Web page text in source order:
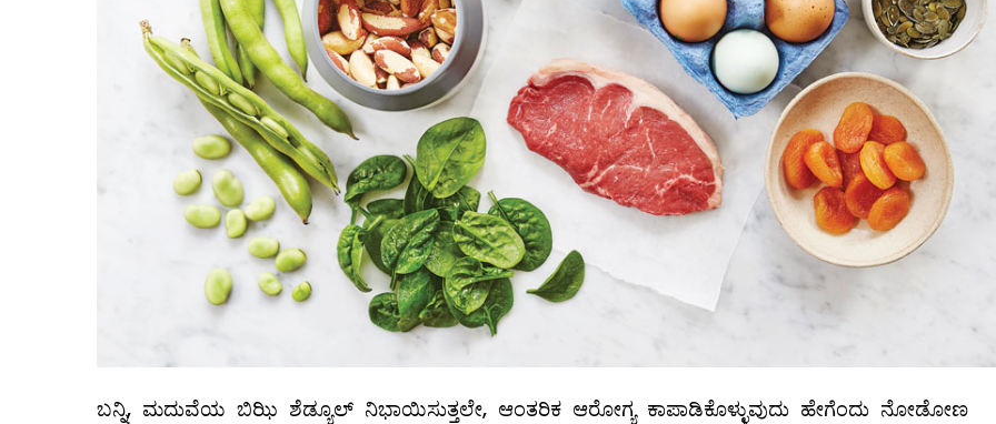
ಬನ್ನಿ, ಮದುವೆಯ ಬಿಝಿ ಶೆಡ್ಯೂಲ್‌ ನಿಭಾಯಿಸುತ್ತಲೇ, ಆಂತರಿಕ ಆರೋಗ್ಯ ಕಾಪಾಡಿಕೊಳ್ಳುವುದು ಹೇಗೆಂದು ನೋಡೋಣ